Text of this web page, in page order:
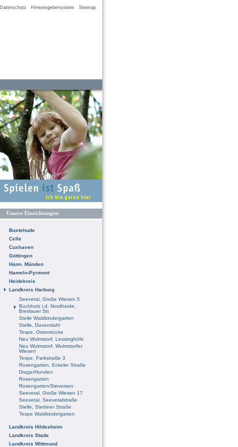
Datenschutz Hinweisgebersystem Sitemap
Unsere Einrichtungen
Buxtehude
Celle
Cuxhaven
Göttingen
Hann. Münden
Hameln-Pyrmont
Heidekreis
Landkreis Harburg
Seevetal, Große Wiesen 5
Buchholz i.d. Nordheide,
Breslauer Str.
Stelle Waldkindergarten
Stelle, Duvendahl
Tespe, Osterstücke
Neu Wulmstorf, Lessinghöfe
Neu Wulmstorf, Wulmstorfer
Wiesen
Tespe, Parkstraße 3
Rosengarten, Eckeler Straße
Drage/Hunden
Rosengarten
Rosengarten/Sieversen
Seevetal, Große Wiesen 17
Seevetal, Seevetalstraße
Stelle, Stettiner Straße
Tespe Waldkindergarten
Landkreis Hildesheim
Landkreis Stade
Landkreis Wittmund